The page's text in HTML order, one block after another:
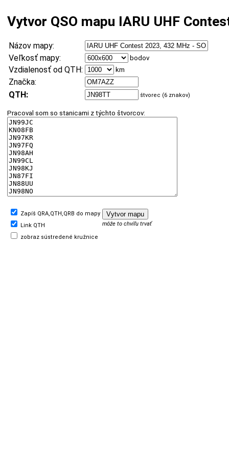
Vytvor QSO mapu IARU UHF
Názov mapy:
Veľkosť mapy:
bodov
Vzdialenosť od QTH: km
Značka:
QTH:
štvorec (6 znakov)
Pracoval som so stanicami z týchto štvorcov:
Zapíš QRA,QTH,QRB do mapy
môže to chvíľu trvať
Link QTH
zobraz sústredené kružnice